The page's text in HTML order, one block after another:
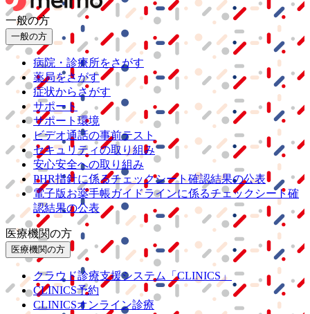
一般の方
一般の方
病院・診療所をさがす
薬局をさがす
症状からさがす
サポート
サポート環境
ビデオ通話の事前テスト
セキュリティの取り組み
安心安全への取り組み
PHR指針に係るチェックシート確認結果の公表
電子版お薬手帳ガイドラインに係るチェックシート確
認結果の公表
医療機関の方
医療機関の方
クラウド診療支援システム
「CLINICS」
CLINICS予約
CLINICSオンライン診療